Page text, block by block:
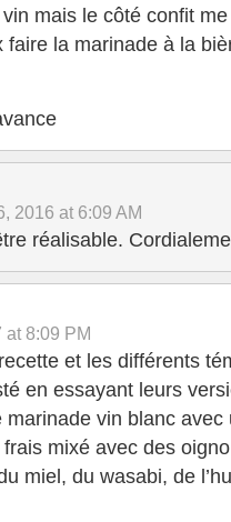
mais le côté confit
faire la marinade à la
2016 at 6:09 AM
réalisable.
at 8:09 PM
et les différents
en essayant leurs
marinade vin blanc
mixé avec des
miel, du wasabi, de